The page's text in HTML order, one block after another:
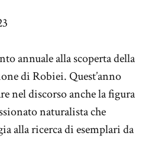
annuale alla scoperta della
di Robiei. Quest’anno
nel discorso anche la figura
naturalista che
alla ricerca di esemplari da